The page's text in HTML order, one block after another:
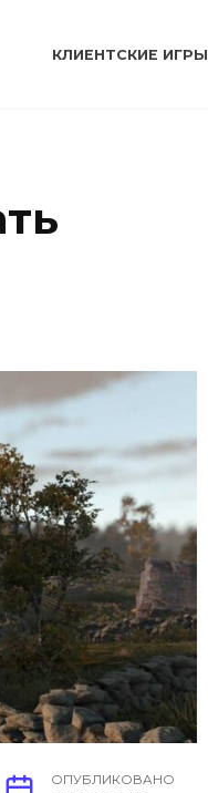
КЛИЕНТСКИЕ ИГРЫ
ОПУБЛИКОВАНО